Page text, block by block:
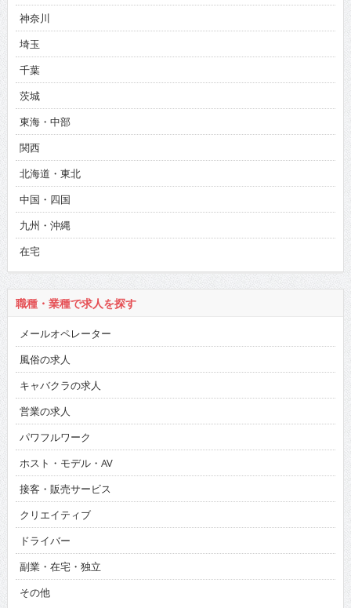
神奈川
埼玉
千葉
茨城
東海・中部
関西
北海道・東北
中国・四国
九州・沖縄
在宅
職種・業種で求人を探す
メールオペレーター
風俗の求人
キャバクラの求人
営業の求人
パワフルワーク
ホスト・モデル・AV
接客・販売サービス
クリエイティブ
ドライバー
副業・在宅・独立
その他